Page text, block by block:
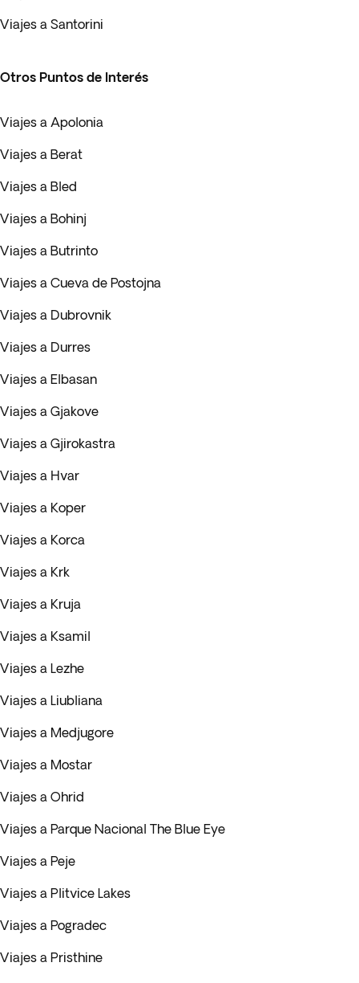
Viajes a Santorini
Otros Puntos de Interés
Viajes a Apolonia
Viajes a Berat
Viajes a Bled
Viajes a Bohinj
Viajes a Butrinto
Viajes a Cueva de Postojna
Viajes a Dubrovnik
Viajes a Durres
Viajes a Elbasan
Viajes a Gjakove
Viajes a Gjirokastra
Viajes a Hvar
Viajes a Koper
Viajes a Korca
Viajes a Krk
Viajes a Kruja
Viajes a Ksamil
Viajes a Lezhe
Viajes a Liubliana
Viajes a Medjugore
Viajes a Mostar
Viajes a Ohrid
Viajes a Parque Nacional The Blue Eye
Viajes a Peje
Viajes a Plitvice Lakes
Viajes a Pogradec
Viajes a Pristhine